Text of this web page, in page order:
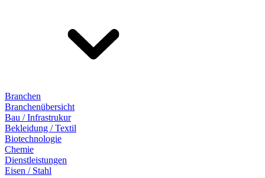
Branchen
Branchenübersicht
Bau / Infrastrukur
Bekleidung / Textil
Biotechnologie
Chemie
Dienstleistungen
Eisen / Stahl